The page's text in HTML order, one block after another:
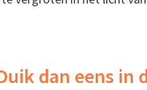
dan eens in